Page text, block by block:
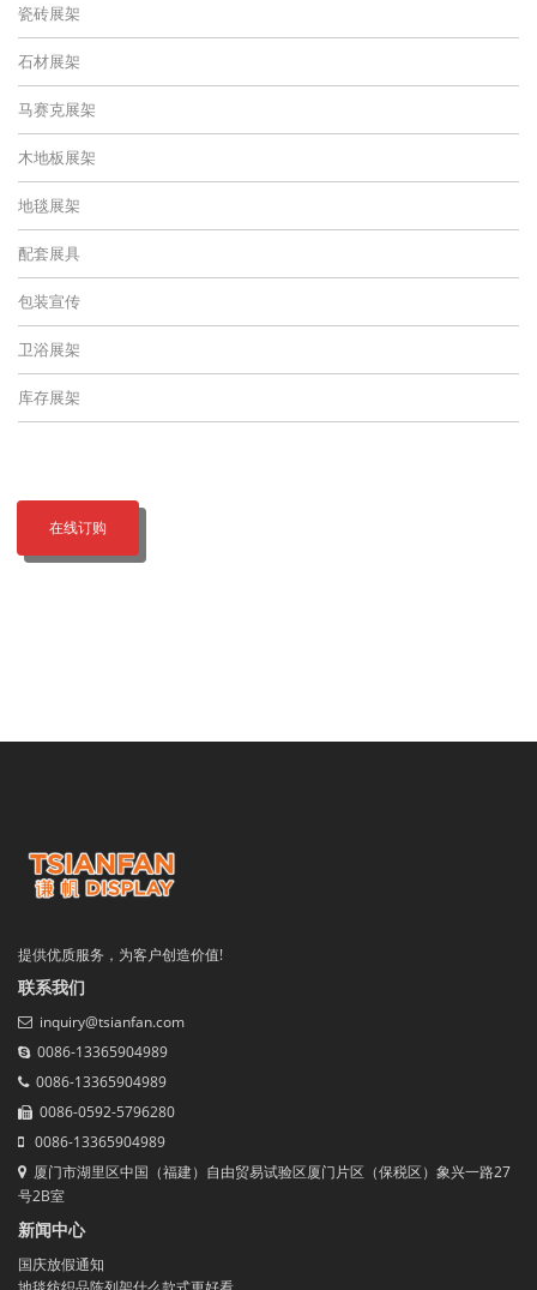
瓷砖展架
石材展架
马赛克展架
木地板展架
地毯展架
配套展具
包装宣传
卫浴展架
库存展架
在线订购
提供优质服务，为客户创造价值!
联系我们
inquiry@tsianfan.com
0086-13365904989
0086-13365904989
0086-0592-5796280
0086-13365904989
厦门市湖里区中国（福建）自由贸易试验区厦门片区（保税区）象兴一路27
号2B室
新闻中心
国庆放假通知